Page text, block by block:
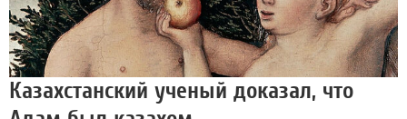
Казахстанский ученый доказал, что